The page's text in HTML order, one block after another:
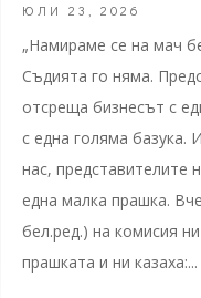
ЮЛИ 23, 2026
„Намираме се на мач
Съдията го няма.
отсреща бизнесът с
с една голяма базука.
нас, представителите
една малка прашка.
бел.ред.) на комисия
прашката и ни казаха:...